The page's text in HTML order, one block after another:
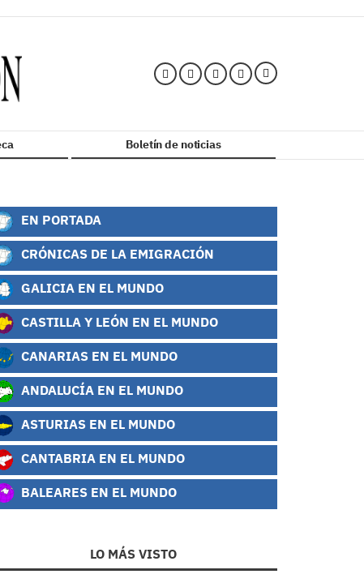
Boletín de noticias
EN PORTADA
CRÓNICAS DE LA EMIGRACIÓN
GALICIA EN EL MUNDO
CASTILLA Y LEÓN EN EL MUNDO
CANARIAS EN EL MUNDO
ANDALUCÍA EN EL MUNDO
ASTURIAS EN EL MUNDO
CANTABRIA EN EL MUNDO
BALEARES EN EL MUNDO
LO MÁS VISTO